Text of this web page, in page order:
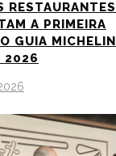
RESTAURANTES
A PRIMEIRA
GUIA MICHELIN
2026